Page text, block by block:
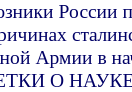
России
Армии в
О